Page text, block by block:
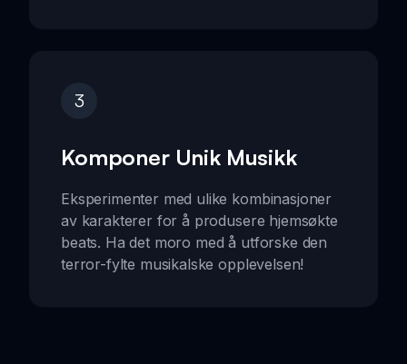
3
Komponer Unik Musikk
Eksperimenter med ulike kombinasjoner
av karakterer for å produsere hjemsøkte
beats. Ha det moro med å utforske den
terror-fylte musikalske opplevelsen!